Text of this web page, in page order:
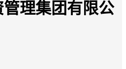
理集团有限公